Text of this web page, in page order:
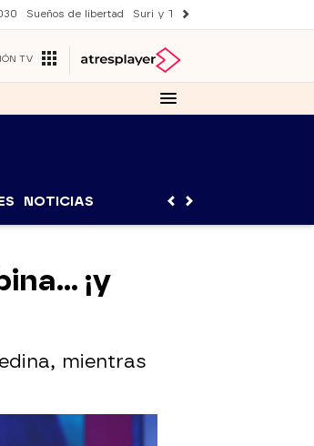
Sueños de libertad Suri y Tom Cruise
TV
NOTICIAS
¡y
mientras
Soler y